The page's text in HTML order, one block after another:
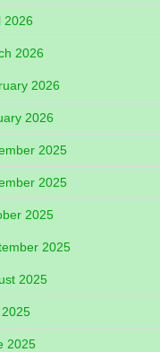
2026
2026
2026
2026
2025
2025
2025
2025
2025
2025